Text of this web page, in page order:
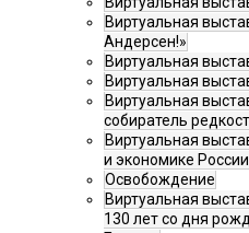
Виртуальная
Андерсен!»
Виртуальная
Виртуальная
Виртуальная
собиратель
Виртуальная
и экономике
Освобождение
Виртуальная
130 лет со дня